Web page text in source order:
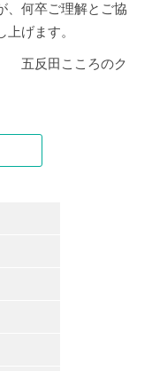
、何卒ご理解とご協
げます。
反田こころのク